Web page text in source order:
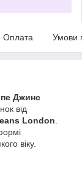
Оплата Умови
Джинс
від
London
віку.